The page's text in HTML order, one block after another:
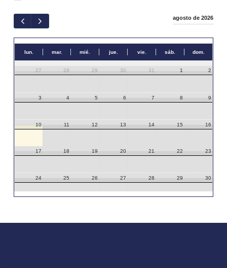
agosto de 2026
lun. mar. mié. jue. vie. sáb. dom.
27 28 29 30 31 1 2
3 4 5 6 7 8 9
10 11 12 13 14 15 16
17 18 19 20 21 22 23
24 25 26 27 28 29 30